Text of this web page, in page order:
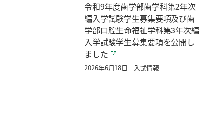
令和9年度歯学部歯学科第2年次
編入学試験学生募集要項及び歯
学部口腔生命福祉学科第3年次編
入学試験学生募集要項を公開し
ました
2026年6月18日 入試情報